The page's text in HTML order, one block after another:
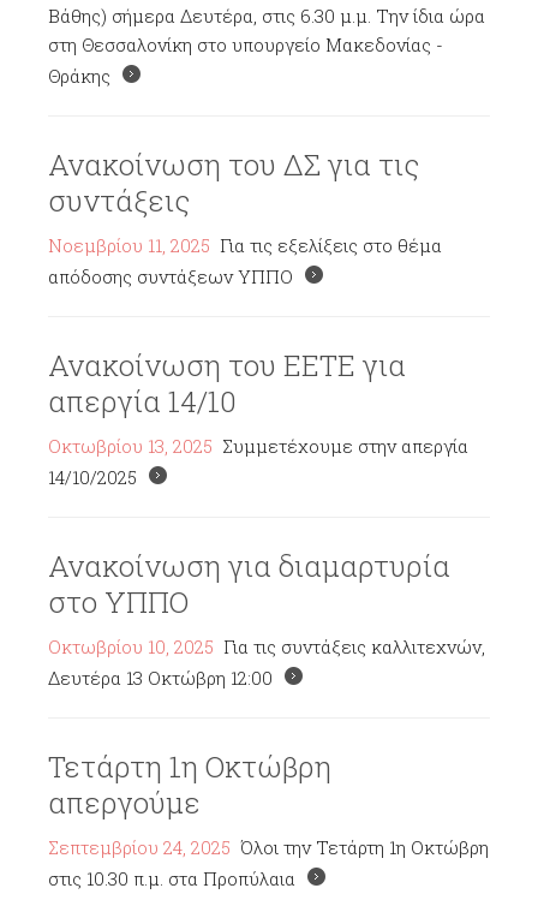
Βάθης) σήμερα Δευτέρα, στις 6.30 μ.μ. Την ίδια ώρα
στη Θεσσαλονίκη στο υπουργείο Μακεδονίας -
Θράκης
Ανακοίνωση του ΔΣ για τις
συντάξεις
Νοεμβρίου 11, 2025 Για τις εξελίξεις στο θέμα
απόδοσης συντάξεων ΥΠΠΟ
Ανακοίνωση του ΕΕΤΕ για
απεργία 14/10
Οκτωβρίου 13, 2025 Συμμετέχουμε στην απεργία
14/10/2025
Ανακοίνωση για διαμαρτυρία
στο ΥΠΠΟ
Οκτωβρίου 10, 2025 Για τις συντάξεις καλλιτεχνών,
Δευτέρα 13 Οκτώβρη 12:00
Τετάρτη 1η Οκτώβρη
απεργούμε
Σεπτεμβρίου 24, 2025 Όλοι την Τετάρτη 1η Οκτώβρη
στις 10.30 π.μ. στα Προπύλαια